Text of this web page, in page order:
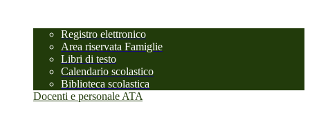
Registro elettronico
Area riservata Famiglie
Libri di testo
Calendario scolastico
Biblioteca scolastica
Docenti e personale ATA